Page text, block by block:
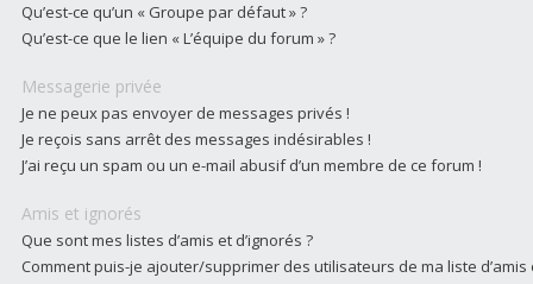
Qu’est-ce qu’un « Groupe par défaut » ?
Qu’est-ce que le lien « L’équipe du forum » ?
Messagerie privée
Je ne peux pas envoyer de messages privés !
Je reçois sans arrêt des messages indésirables !
J’ai reçu un spam ou un e-mail abusif d’un membre de ce forum !
Amis et ignorés
Que sont mes listes d’amis et d’ignorés ?
Comment puis-je ajouter/supprimer des utilisateurs de ma liste d’amis